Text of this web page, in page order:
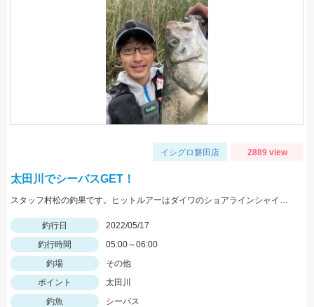
イシグロ磐田店 2889 view
太田川でシーバスGET！
スタッフ村松の釣果です。ヒットルアーはダイワのショアラインシャイナーZバーティス80Sのゴールドカラー。
釣行日
2022/05/17
釣行時間
05:00～06:00
釣場
その他
ポイント
太田川
釣魚
シーバス